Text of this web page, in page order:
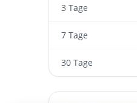
3 Tage
7 Tage
30 Tage